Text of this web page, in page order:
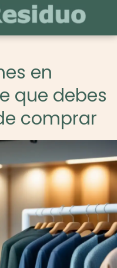
en
que debes
comprar